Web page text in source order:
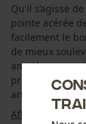
Qu'il s’agisse
pointe acérée
facilement le
de mieux
antidérapante
prise ferme sur
articulations de
Afficher plus